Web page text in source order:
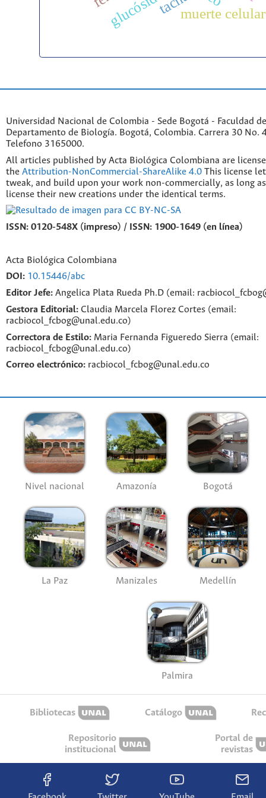
muerte celular
Universidad Nacional de Colombia - Sede Bogotá - Faculdad
Departamento de Biología. Bogotá, Colombia. Carrera 30 No.
Telefono 3165000.
All articles published by Acta Biológica Colombiana are
the Attribution-NonCommercial-ShareAlike 4.0 This license
tweak, and build upon your work non-commercially, as long
license their new creations under the identical terms.
ISSN: 0120-548X (impreso) / ISSN: 1900-1649 (en línea)
Acta Biológica Colombiana
DOI: 10.15446/abc
Editor Jefe: Angelica Plata Rueda Ph.D (email:
Gestora Editorial: Claudia Marcela Florez Cortes (email:
racbiocol_fcbog@unal.edu.co)
Correctora de Estilo: Maria Fernanda Figueredo Sierra (email:
racbiocol_fcbog@unal.edu.co)
Correo electrónico: racbiocol_fcbog@unal.edu.co
Nivel nacional Amazonía Bogotá
La Paz Manizales Medellín
Palmira
Bibliotecas Catálogo
Repositorio
institucional
Portal de
revistas